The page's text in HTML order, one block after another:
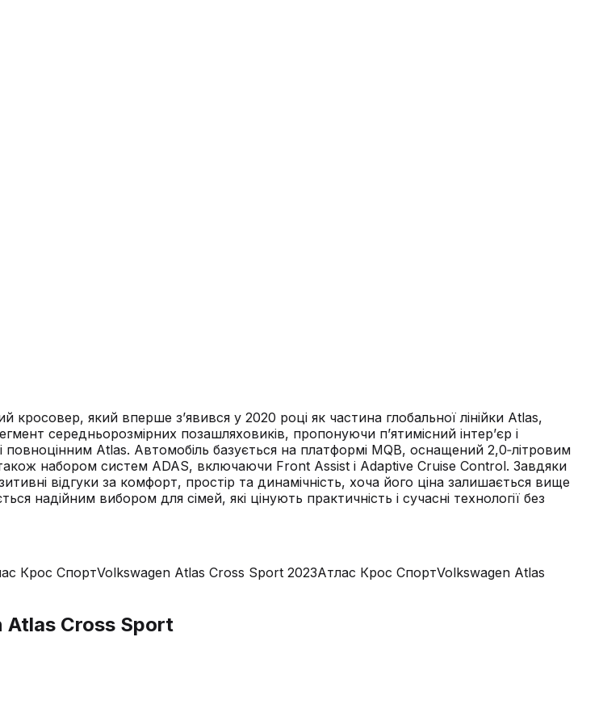
який вперше з’явився у 2020 році як частина глобальної лінійки Atlas,
середньорозмірних позашляховиків, пропонуючи п’ятимісний інтер’єр і
Atlas. Автомобіль базується на платформі MQB, оснащений 2,0‑літровим
набором систем ADAS, включаючи Front Assist і Adaptive Cruise Control. Завдяки
відгуки за комфорт, простір та динамічність, хоча його ціна залишається вище
надійним вибором для сімей, які цінують практичність і сучасні технології без
Крос СпортVolkswagen Atlas Cross Sport 2023Атлас Крос СпортVolkswagen Atlas
Atlas Cross Sport